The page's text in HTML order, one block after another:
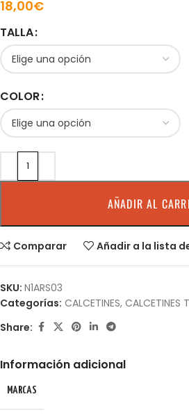
18,00€
TALLA
COLOR
AÑADIR AL
Comparar Añadir a la lista
SKU: N1ARS03
Categorías: CALCETINES, CALCETINES
Share:
Información adicional
MARCAS